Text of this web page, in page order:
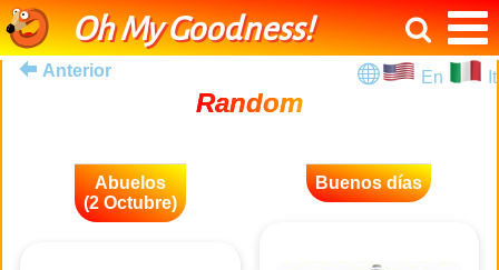
Oh My Goodness!
Anterior En It
Random
Abuelos
(2 Octubre)
Buenos días